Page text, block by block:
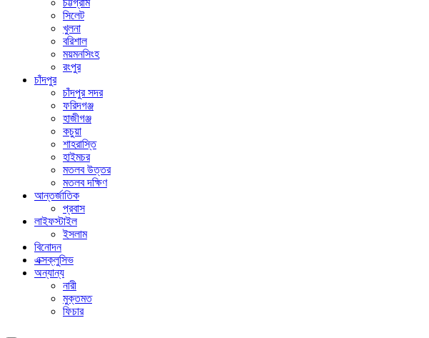
চট্টগ্রাম
সিলেট
খুলনা
বরিশাল
ময়মনসিংহ
রংপুর
চাঁদপুর
চাঁদপুর সদর
ফরিদগঞ্জ
হাজীগঞ্জ
কচুয়া
শাহরাস্তি
হাইমচর
মতলব উত্তর
মতলব দক্ষিণ
আন্তর্জাতিক
প্রবাস
লাইফস্টাইল
ইসলাম
বিনোদন
এক্সক্লুসিভ
অন্যান্য
নারী
মুক্তমত
ফিচার